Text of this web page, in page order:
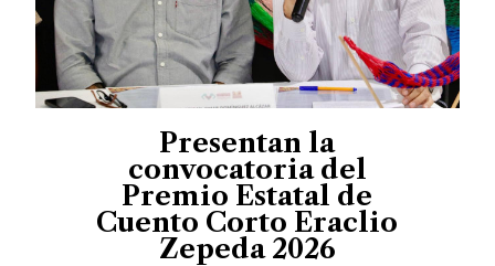
Presentan la
convocatoria del
Premio Estatal de
Cuento Corto Eraclio
Zepeda 2026